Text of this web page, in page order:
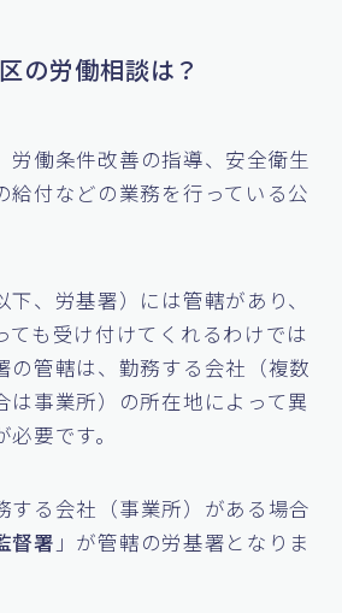
の労働相談は？
労働条件改善の指導、安全衛生
給付などの業務を行っている公
、労基署）には管轄があり、
ても受け付けてくれるわけでは
の管轄は、勤務する会社（複数
は事業所）の所在地によって異
要です。
する会社（事業所）がある場合
督署 」が管轄の労基署となりま